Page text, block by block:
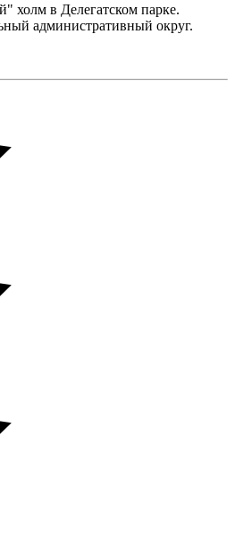
холм в Делегатском парке.
административный округ.